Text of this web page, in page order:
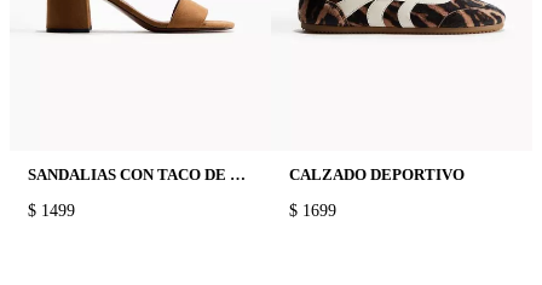
SANDALIAS CON TACO DE BLOQUE
PRICE:
$ 1499
CALZADO DEPORTIVO
PRICE:
$ 1699